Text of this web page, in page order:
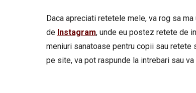
Daca apreciati retetele mele, va rog sa
de Instagram, unde eu postez retete de
meniuri sanatoase pentru copii sau
pe site, va pot raspunde la intrebari sau